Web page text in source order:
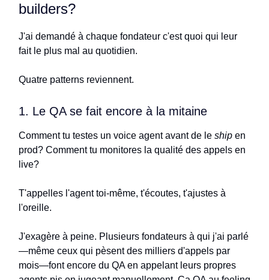
builders?
J'ai demandé à chaque fondateur c'est quoi qui leur
fait le plus mal au quotidien.
Quatre patterns reviennent.
1. Le QA se fait encore à la mitaine
Comment tu testes un voice agent avant de le ship en
prod? Comment tu monitores la qualité des appels en
live?
T'appelles l'agent toi-même, t'écoutes, t'ajustes à
l'oreille.
J'exagère à peine. Plusieurs fondateurs à qui j'ai parlé
—même ceux qui pèsent des milliers d'appels par
mois—font encore du QA en appelant leurs propres